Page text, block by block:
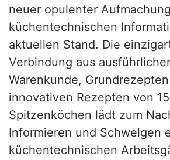
neuer opulenter
küchentechnischen
aktuellen Stand. Die
Verbindung aus
Warenkunde,
innovativen Rezepten von 15
Spitzenköchen lädt zum
Informieren und Schwelgen
küchentechnischen